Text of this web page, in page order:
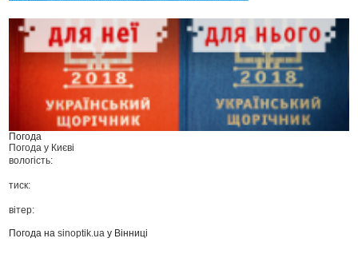
Погода
Погода у Києві
вологість:
тиск:
вітер:
Погода наsinoptik.ua у Вінниці